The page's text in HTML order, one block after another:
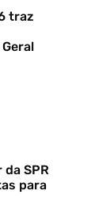
traz
SPR
para